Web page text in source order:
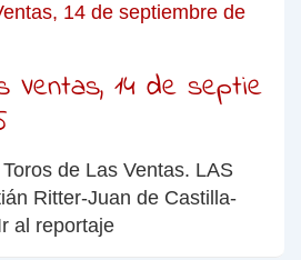
Ventas, 14 de septie
de Las Ventas. LAS
Ritter-Juan de Castilla-
al reportaje